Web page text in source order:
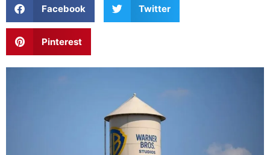
Facebook Twitter
Pinterest